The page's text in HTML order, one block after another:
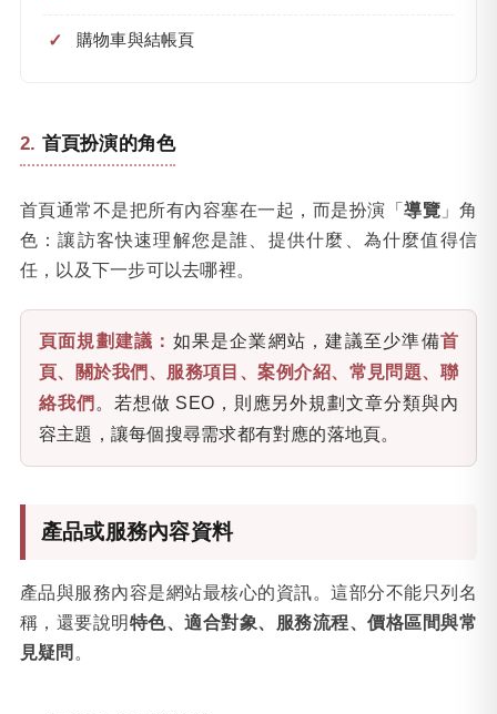
購物車與結帳頁
首頁扮演的角色
首頁通常不是把所有內容塞在一起，而是扮演「導覽 」角
色：讓訪客快速理解您是誰、提供什麼、為什麼值得信
任，以及下一步可以去哪裡。
頁面規劃建議： 如果是企業網站，建議至少準備首
頁、關於我們、服務項目、案例介紹、常見問題、聯
絡我們 。若想做 SEO，則應另外規劃文章分類與內
容主題，讓每個搜尋需求都有對應的落地頁。
產品或服務內容資料
產品與服務內容是網站最核心的資訊。這部分不能只列名
稱，還要說明特色、適合對象、服務流程、價格區間與常
見疑問 。